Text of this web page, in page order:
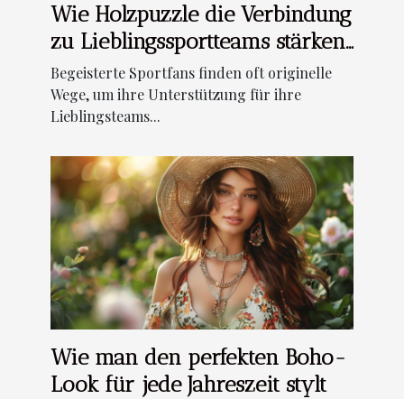
Wie Holzpuzzle die Verbindung
zu Lieblingssportteams stärken
können
Begeisterte Sportfans finden oft originelle
Wege, um ihre Unterstützung für ihre
Lieblingsteams...
Wie man den perfekten Boho-
Look für jede Jahreszeit stylt